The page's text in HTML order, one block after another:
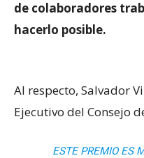
de colaboradores
hacerlo posible.
Al respecto, Salvador
Ejecutivo del Consejo
ESTE PREMIO ES